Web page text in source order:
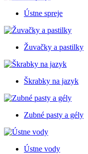
Ústne spreje
Žuvačky a pastilky
Škrabky na jazyk
Zubné pasty a gély
Ústne vody